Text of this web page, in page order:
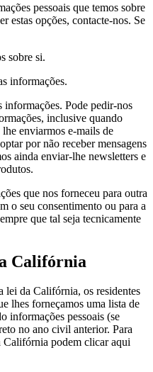
pessoais que temos sobre
estas opções, contacte-nos. Se
sobre si.
informações.
informações. Pode pedir-nos
inclusive quando
enviarmos e-mails de
por não receber mensagens
ainda enviar-lhe newsletters e
que nos forneceu para outra
o seu consentimento ou para a
que tal seja tecnicamente
Califórnia
lei da Califórnia, os residentes
lhes forneçamos uma lista de
informações pessoais (se
no ano civil anterior. Para
Califórnia podem clicar aqui